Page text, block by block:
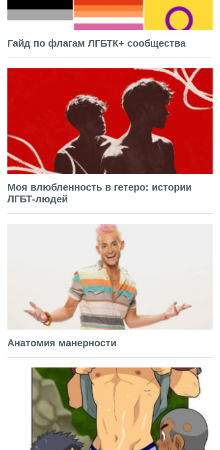
Гайд по флагам ЛГБТК+ сообщества
Моя влюбленность в гетеро: истории
ЛГБТ-людей
Анатомия манерности